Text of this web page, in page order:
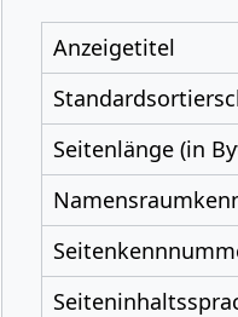
Anzeigetitel
Seitenlänge (in